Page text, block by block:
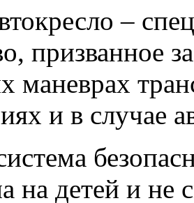
–
призванное
маневрах
и в случае
на детей и